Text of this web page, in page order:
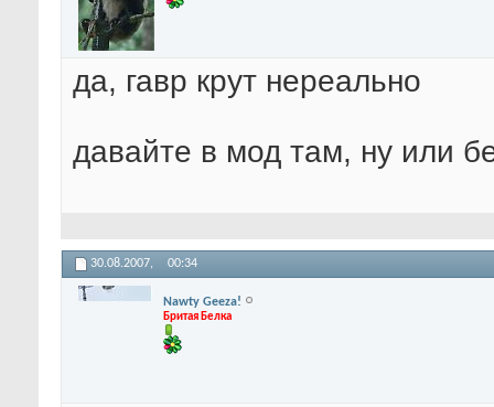
да, гавр крут нереально
давайте в мод там, ну или
30.08.2007, 00:34
Nawty Geeza!
Бритая Белка